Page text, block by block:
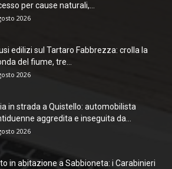
per cause naturali,...
2026
edilizi sul Tartaro Fabbrezza: crolla la
del fiume, tre...
2026
in strada a Quistello: automobilista
aggredita e inseguita da...
2026
in abitazione a Sabbioneta: i Carabinieri